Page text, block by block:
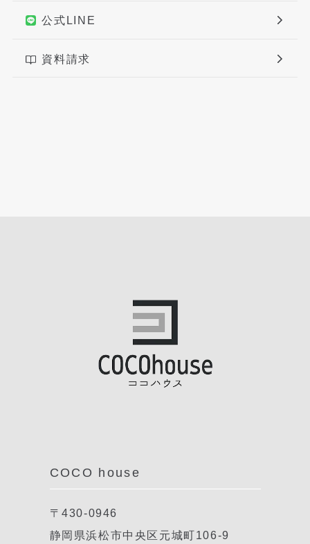
公式LINE
資料請求
COCO house
〒430-0946
静岡県浜松市中央区元城町106-9